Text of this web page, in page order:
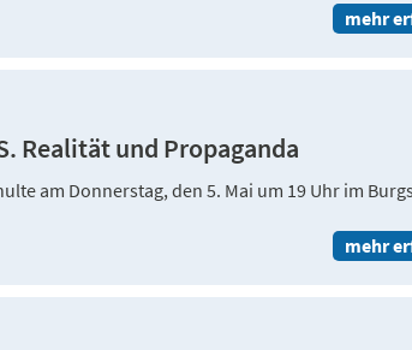
mehr
Realität und Propaganda
am Donnerstag, den 5. Mai um 19 Uhr im
mehr